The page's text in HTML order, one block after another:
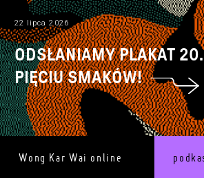
22 lipca 2026
ODSŁANIAMY PLAKAT 20.
PIĘCIU SMAKÓW!